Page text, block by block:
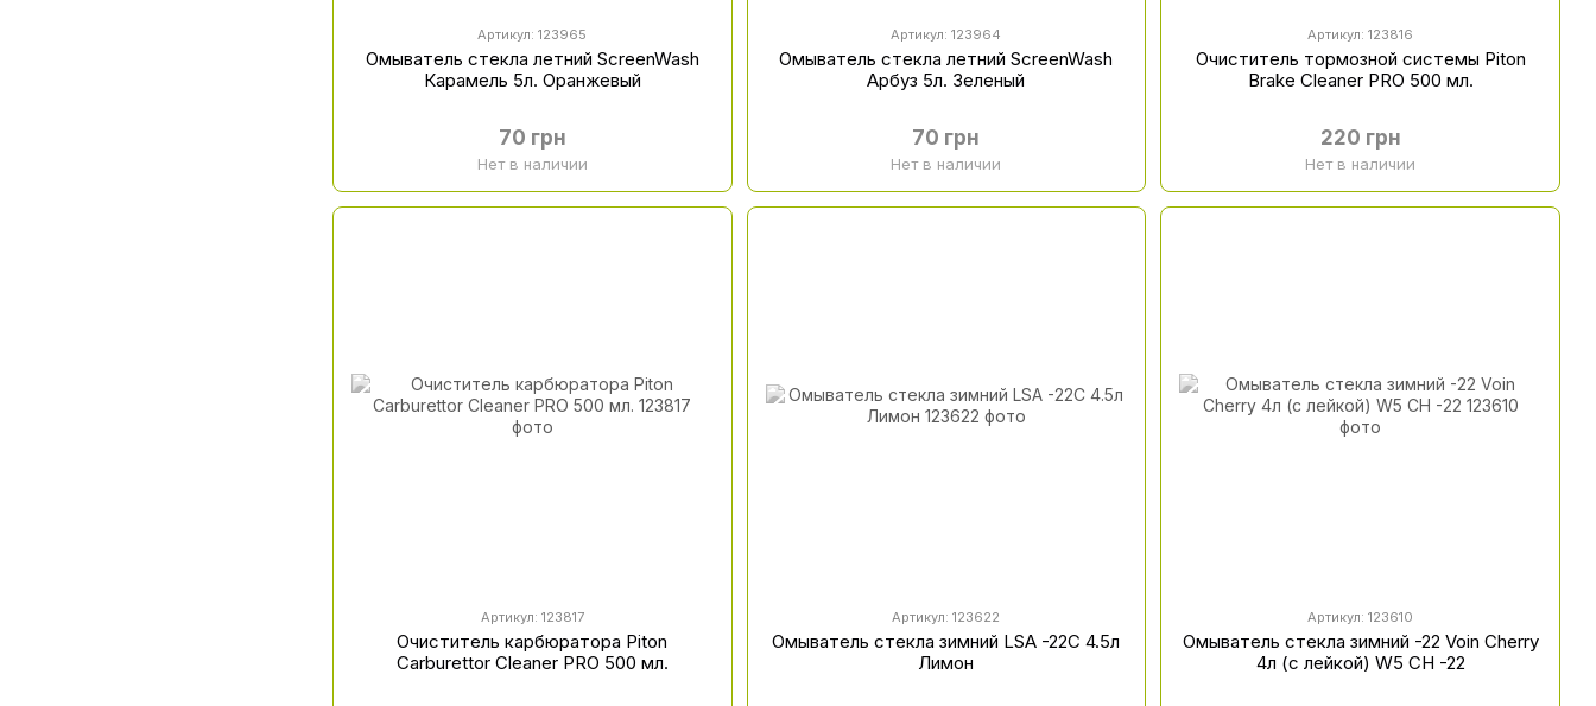
Артикул: 123965
Омыватель стекла летний ScreenWash
Карамель 5л. Оранжевый
70 грн
Нет в наличии
Артикул: 123964
Омыватель стекла летний ScreenWash
Арбуз 5л. Зеленый
70 грн
Нет в наличии
Артикул: 123816
Очиститель тормозной системы Piton
Brake Cleaner PRO 500 мл.
220 грн
Нет в наличии
Артикул: 123817
Очиститель карбюратора Piton
Carburettor Cleaner PRO 500 мл.
Артикул: 123622
Омыватель стекла зимний LSA -22С 4.5л
Лимон
Артикул: 123610
Омыватель стекла зимний -22 Voin Cherry
4л (с лейкой) W5 CH -22